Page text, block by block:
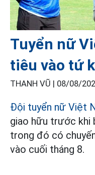
Tuyển nữ
tiêu vào tứ
THANH VŨ | 08/08/
Đội tuyển nữ Việt
giao hữu trước khi
trong đó có
vào cuối tháng 8.